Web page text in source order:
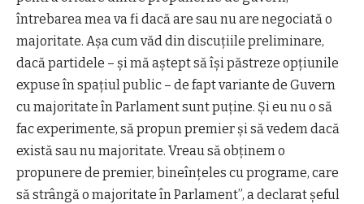
întrebarea mea va fi dacă are sau nu are negociată o
majoritate. Așa cum văd din discuțiile preliminare,
dacă partidele – și mă aștept să își păstreze opțiunile
expuse în spațiul public – de fapt variante de Guvern
cu majoritate în Parlament sunt puține. Și eu nu o să
fac experimente, să propun premier și să vedem dacă
există sau nu majoritate. Vreau să obținem o
propunere de premier, bineînțeles cu programe, care
să strângă o majoritate în Parlament”, a declarat șeful